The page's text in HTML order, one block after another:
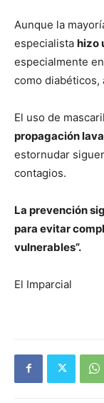
Aunque la
especialista hizo
especialmente
como diabéticos,
El uso de
propagación
estornudar
contagios.
La prevención
para evitar
vulnerables”.
El Imparcial